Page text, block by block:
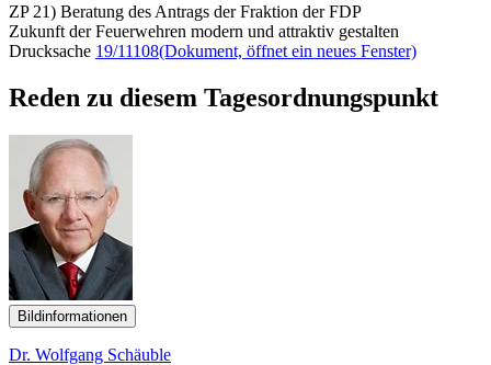
ZP 21) Beratung des Antrags der Fraktion der FDP
Zukunft der Feuerwehren modern und attraktiv gestalten
Drucksache 19/11108(Dokument, öffnet ein neues Fenster)
Reden zu diesem Tagesordnungspunkt
Bildinformationen
Dr. Wolfgang Schäuble